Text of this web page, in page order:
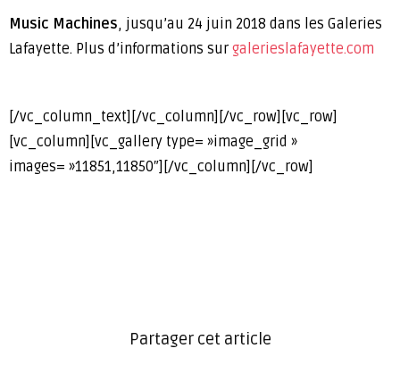
Music Machines, jusqu’au 24 juin 2018 dans les Galeries
Lafayette. Plus d’informations sur galerieslafayette.com
[/vc_column_text][/vc_column][/vc_row][vc_row]
[vc_column][vc_gallery type= »image_grid »
images= »11851,11850″][/vc_column][/vc_row]
Partager cet article